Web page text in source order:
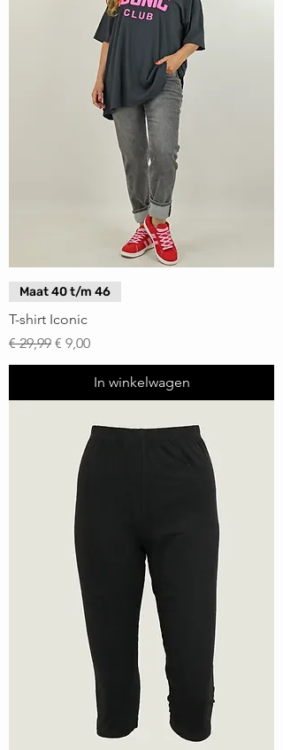
Maat 40 t/m 46
T-shirt Iconic
Normale prijs
€ 29,99 Verkoopprijs
€ 9,00
In winkelwagen